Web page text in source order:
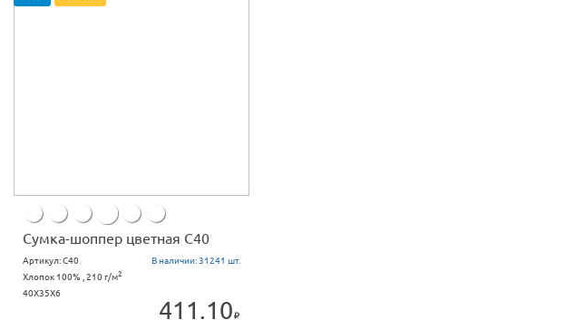
Сумка-шоппер цветная С40
Артикул:C40 В наличии:31241 шт.
Хлопок 100% , 210 г/м2
40X35X6
411.10